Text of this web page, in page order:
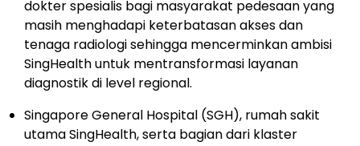
dokter spesialis bagi masyarakat pedesaan yang
masih menghadapi keterbatasan akses dan
tenaga radiologi sehingga mencerminkan ambisi
SingHealth untuk mentransformasi layanan
diagnostik di level regional.
Singapore General Hospital (SGH), rumah sakit
utama SingHealth, serta bagian dari klaster